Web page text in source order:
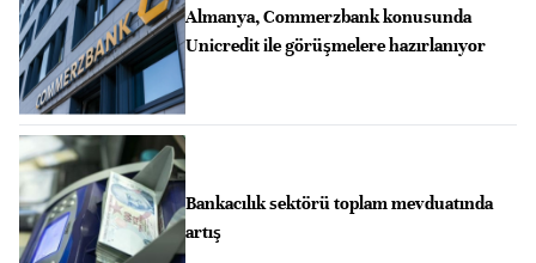
Almanya, Commerzbank konusunda
Unicredit ile görüşmelere hazırlanıyor
Bankacılık sektörü toplam mevduatında
artış